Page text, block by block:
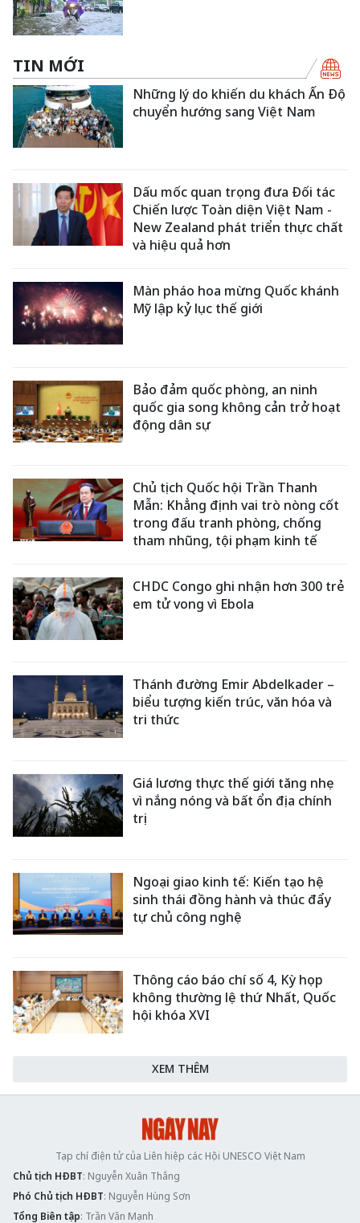
TIN MỚI
Những lý do khiến du khách Ấn Độ
chuyển hướng sang Việt Nam
Dấu mốc quan trọng đưa Đối tác
Chiến lược Toàn diện Việt Nam -
New Zealand phát triển thực chất
và hiệu quả hơn
Màn pháo hoa mừng Quốc khánh
Mỹ lập kỷ lục thế giới
Bảo đảm quốc phòng, an ninh
quốc gia song không cản trở hoạt
động dân sự
Chủ tịch Quốc hội Trần Thanh
Mẫn: Khẳng định vai trò nòng cốt
trong đấu tranh phòng, chống
tham nhũng, tội phạm kinh tế
CHDC Congo ghi nhận hơn 300 trẻ
em tử vong vì Ebola
Thánh đường Emir Abdelkader –
biểu tượng kiến trúc, văn hóa và
tri thức
Giá lương thực thế giới tăng nhẹ
vì nắng nóng và bất ổn địa chính
trị
Ngoại giao kinh tế: Kiến tạo hệ
sinh thái đồng hành và thúc đẩy
tự chủ công nghệ
Thông cáo báo chí số 4, Kỳ họp
không thường lệ thứ Nhất, Quốc
hội khóa XVI
XEM THÊM
Tạp chí điện tử của Liên hiệp các Hội UNESCO Việt Nam
Chủ tịch HĐBT: Nguyễn Xuân Thắng
Phó Chủ tịch HĐBT: Nguyễn Hùng Sơn
Tổng Biên tập: Trần Văn Mạnh